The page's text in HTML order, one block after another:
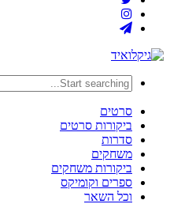
סרטים
ביקורות סרטים
סדרות
משחקים
ביקורות משחקים
ספרים וקומיקס
וכל השאר